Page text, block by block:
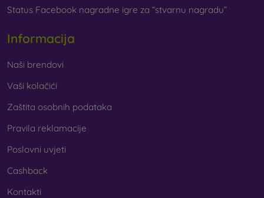
Status Facebook nagradne igre za “stvarnu nagradu”
Informacija
Naši brendovi
Vaši kolačići
Zaštita osobnih podataka
Pravila reklamacije
Poslovni uvjeti
Cashback
Kontakti